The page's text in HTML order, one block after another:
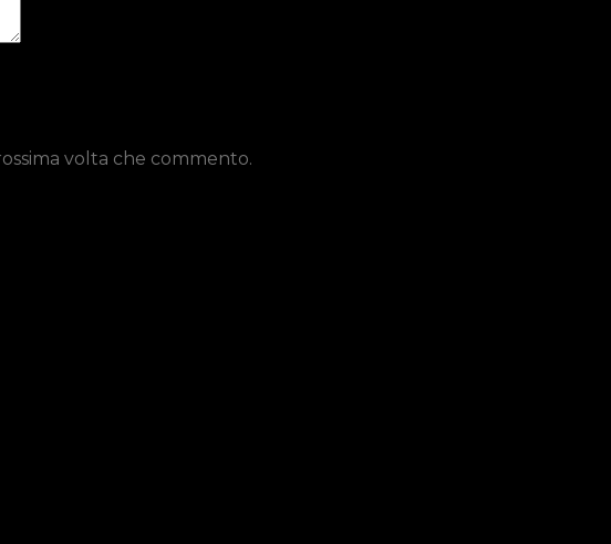
volta che commento.